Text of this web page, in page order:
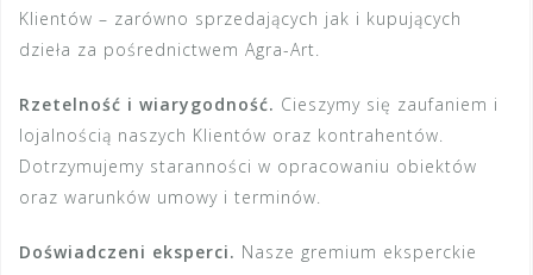
Klientów – zarówno sprzedających jak i kupujących
dzieła za pośrednictwem Agra-Art.
Rzetelność i wiarygodność. Cieszymy się zaufaniem i
lojalnością naszych Klientów oraz kontrahentów.
Dotrzymujemy staranności w opracowaniu obiektów
oraz warunków umowy i terminów.
Doświadczeni eksperci. Nasze gremium eksperckie